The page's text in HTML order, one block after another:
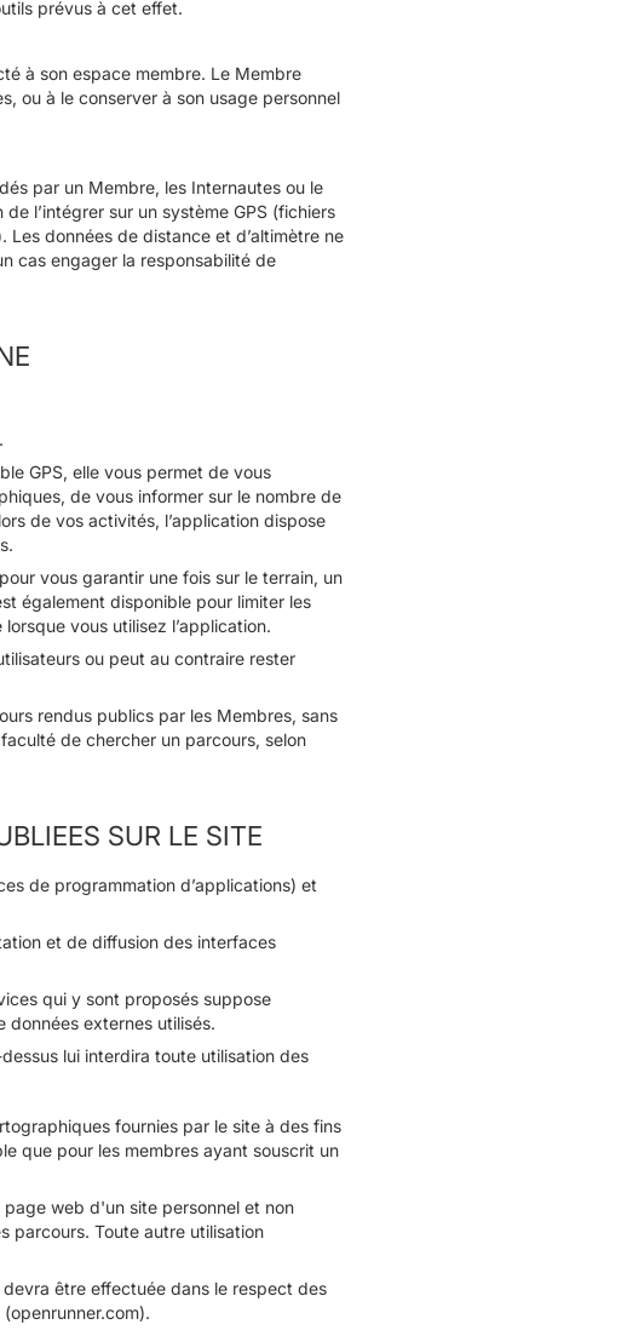
prévus à cet effet.
à son espace membre. Le Membre
ou à le conserver à son usage personnel
par un Membre, les Internautes ou le
l’intégrer sur un système GPS (fichiers
Les données de distance et d’altimètre ne
cas engager la responsabilité de
GPS, elle vous permet de vous
de vous informer sur le nombre de
de vos activités, l’application dispose
vous garantir une fois sur le terrain, un
également disponible pour limiter les
vous utilisez l’application.
ou peut au contraire rester
rendus publics par les Membres, sans
de chercher un parcours, selon
SUR LE SITE
de programmation d’applications) et
et de diffusion des interfaces
qui y sont proposés suppose
données externes utilisés.
lui interdira toute utilisation des
fournies par le site à des fins
que pour les membres ayant souscrit un
web d'un site personnel et non
parcours. Toute autre utilisation
être effectuée dans le respect des